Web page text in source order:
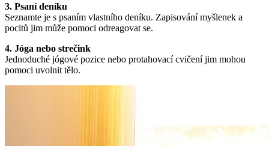
3. Psaní deníku
Seznamte je s psaním vlastního deníku. Zapisování myšlenek a
pocitů jim může pomoci odreagovat se.
4. Jóga nebo strečink
Jednoduché jógové pozice nebo protahovací cvičení jim mohou
pomoci uvolnit tělo.